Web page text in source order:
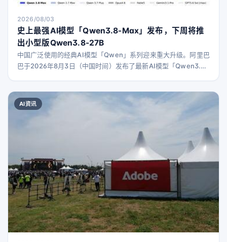
2026/08/03
史上最强AI模型「Qwen3.8-Max」发布，下周将推
出小型版Qwen3.8-27B
中国广泛使用的经典AI模型「Qwen」系列迎来重大升级。阿里巴
巴于2026年8月3日（中国时间）发布了最新AI模型「Qwen3.8-
27B」的开放权重。 通过QwenCloud API使用该模型的价格
为：输入每百万令牌2美元（约314日元），输出每百万令牌6美
AI资讯